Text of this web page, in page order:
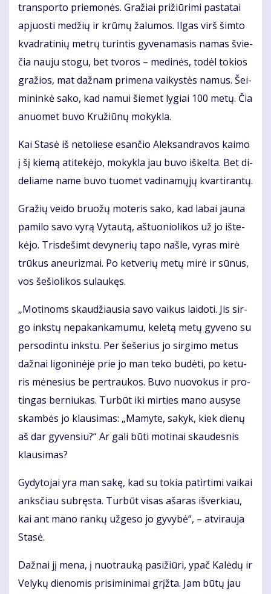
trans­por­to prie­mo­nės. Gra­žiai pri­žiū­ri­mi pa­sta­tai
ap­juos­ti me­džių ir krū­mų ža­lu­mos. Il­gas virš šim­to
kvad­ra­ti­nių met­rų tu­rin­tis gy­ve­na­ma­sis na­mas švie­
čia nau­ju sto­gu, bet tvo­ros – me­di­nės, to­dėl to­kios
gra­žios, mat daž­nam pri­me­na vai­kys­tės na­mus. Šei­
mi­nin­kė sa­ko, kad na­mui šie­met ly­giai 100 me­tų. Čia
anuo­met bu­vo Kru­žiū­nų mo­kyk­la.
Kai Sta­sė iš ne­to­lie­se esan­čio Alek­san­dra­vos kai­mo
į šį kie­mą ati­te­kė­jo, mo­kyk­la jau bu­vo iš­kel­ta. Bet di­
de­lia­me na­me bu­vo tuo­met va­di­na­mų­jų kvar­ti­ran­tų.
Gra­žių vei­do bruo­žų mo­te­ris sa­ko, kad la­bai jau­na
pa­mi­lo sa­vo vy­rą Vy­tau­tą, aš­tuo­nio­li­kos už jo iš­te­
kė­jo. Tris­de­šimt de­vy­ne­rių ta­po naš­le, vy­ras mi­rė
trū­kus aneu­riz­mai. Po ket­ve­rių me­tų mi­rė ir sū­nus,
vos še­šio­li­kos su­lau­kęs.
„Mo­ti­noms skau­džiau­sia sa­vo vai­kus lai­do­ti. Jis sir­
go inks­tų ne­pa­kan­ka­mu­mu, ke­le­tą me­tų gy­ve­no su
per­so­din­tu inks­tu. Per še­še­rius jo sir­gi­mo me­tus
daž­nai li­go­ni­nė­je prie jo man te­ko bu­dė­ti, po ke­tu­
ris mė­ne­sius be per­trau­kos. Bu­vo nuo­vo­kus ir pro­
tin­gas ber­niu­kas. Tur­būt iki mir­ties ma­no au­sy­se
skam­bės jo klau­si­mas: „Ma­my­te, sa­kyk, kiek die­nų
aš dar gy­ven­siu?“ Ar ga­li bū­ti mo­ti­nai skau­des­nis
klau­si­mas?
Gy­dy­to­jai yra man sa­kę, kad su to­kia pa­tir­ti­mi vai­kai
anks­čiau su­bręs­ta. Tur­būt vi­sas aša­ras iš­ver­kiau,
kai ant ma­no ran­kų už­ge­so jo gy­vy­bė“, – at­vi­rau­ja
Sta­sė.
Daž­nai jį me­na, į nuo­trau­ką pa­si­žiū­ri, ypač Ka­lė­dų ir
Ve­ly­kų die­no­mis pri­si­mi­ni­mai grįž­ta. Jam bū­tų jau